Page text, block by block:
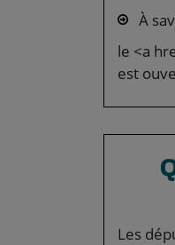
À
le <a
est
Les